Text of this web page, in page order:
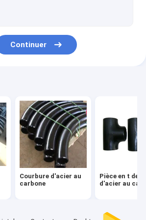
carbone
Continuer
Courbure d'acier au
carbone
Pièce en t de
d'acier au